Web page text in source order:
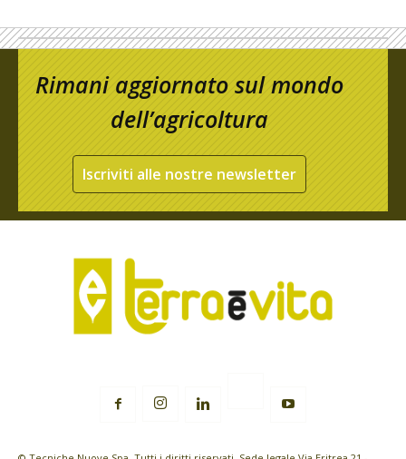
Rimani aggiornato sul mondo
dell’agricoltura
Iscriviti alle nostre newsletter